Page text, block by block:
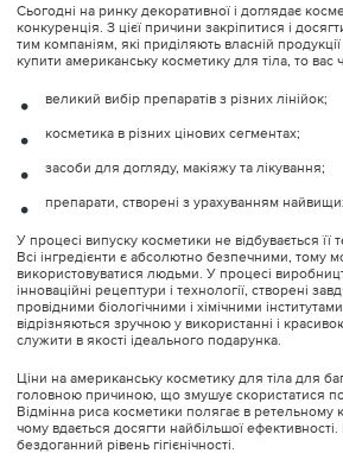
Сьогодні на ринку декоративної і доглядає
конкуренція. З цієї причини закріпитися і
тим компаніям, які приділяють власній
купити американську косметику для тіла, то вас
великий вибір препаратів з різних лінійок;
косметика в різних цінових сегментах;
засоби для догляду, макіяжу та лікування;
препарати, створені з урахуванням
У процесі випуску косметики не відбувається її
Всі інгредієнти є абсолютно безпечними, тому
використовуватися людьми. У процесі
інноваційні рецептури і технології, створені
провідними біологічними і хімічними
відрізняються зручною у використанні і
служити в якості ідеального подарунка.
Ціни на американську косметику для тіла для
головною причиною, що змушує скористатися
Відмінна риса косметики полягає в ретельному
чому вдається досягти найбільшої
бездоганний рівень гігієнічності.